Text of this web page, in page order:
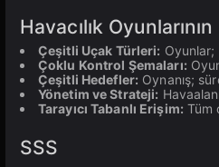
Havacılık
Çeşitli Uçak Türleri: Oyunlar;
Çoklu Kontrol Şemaları:
Çeşitli Hedefler: Oynanış;
Yönetim ve Strateji:
Tarayıcı Tabanlı Erişim: Tüm
SSS